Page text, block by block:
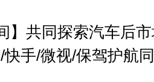
】共同探索汽车后
快手/微视/保驾护航